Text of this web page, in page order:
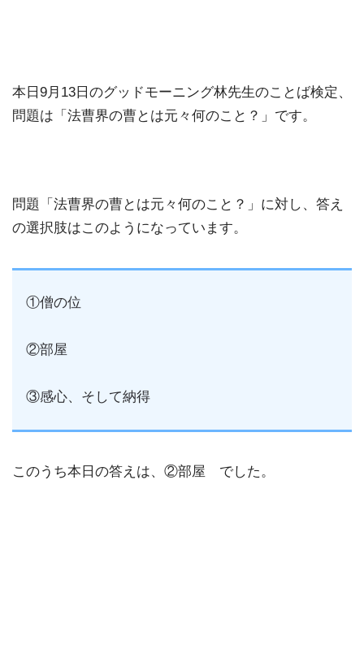
本日9月13日のグッドモーニング林先生のことば検定、
問題は「法曹界の曹とは元々何のこと？」です。
問題「法曹界の曹とは元々何のこと？」に対し、答え
の選択肢はこのようになっています。
①僧の位
②部屋
③感心、そして納得
このうち本日の答えは、②部屋 でした。